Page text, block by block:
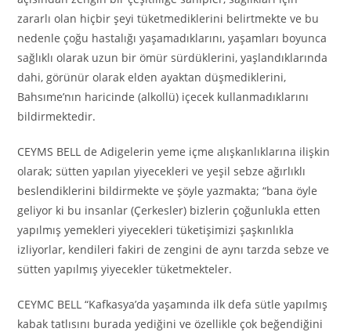
zararlı olan hiçbir şeyi tüketmediklerini belirtmekte ve bu
nedenle çoğu hastalığı yaşamadıklarını, yaşamları boyunca
sağlıklı olarak uzun bir ömür sürdüklerini, yaşlandıklarında
dahi, görünür olarak elden ayaktan düşmediklerini,
Bahsıme’nın haricinde (alkollü) içecek kullanmadıklarını
bildirmektedir.
CEYMS BELL de Adigelerin yeme içme alışkanlıklarına ilişkin
olarak; sütten yapılan yiyecekleri ve yeşil sebze ağırlıklı
beslendiklerini bildirmekte ve şöyle yazmakta; “bana öyle
geliyor ki bu insanlar (Çerkesler) bizlerin çoğunlukla etten
yapılmış yemekleri yiyecekleri tüketişimizi şaşkınlıkla
izliyorlar, kendileri fakiri de zengini de aynı tarzda sebze ve
sütten yapılmış yiyecekler tüketmekteler.
CEYMC BELL “Kafkasya’da yaşamında ilk defa sütle yapılmış
kabak tatlısını burada yediğini ve özellikle çok beğendiğini